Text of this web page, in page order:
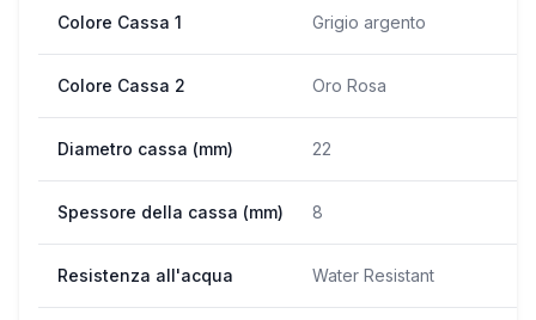
Colore Cassa 1 Grigio argento
Colore Cassa 2 Oro Rosa
Diametro cassa (mm) 22
Spessore della cassa (mm) 8
Resistenza all'acqua Water Resistant